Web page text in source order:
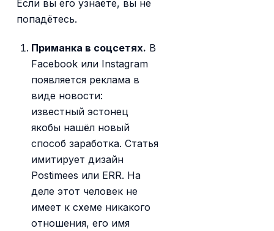
Если вы его узнаёте, вы не
попадётесь.
Приманка в соцсетях. В
Facebook или Instagram
появляется реклама в
виде новости:
известный эстонец
якобы нашёл новый
способ заработка. Статья
имитирует дизайн
Postimees или ERR. На
деле этот человек не
имеет к схеме никакого
отношения, его имя